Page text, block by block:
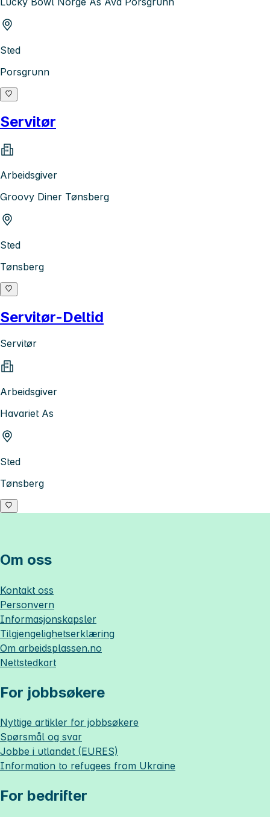
Sted
Porsgrunn
Servitør
Arbeidsgiver
Groovy Diner Tønsberg
Sted
Tønsberg
Servitør-Deltid
Servitør
Arbeidsgiver
Havariet As
Sted
Tønsberg
Om oss
Kontakt oss
Personvern
Informasjonskapsler
Tilgjengelighetserklæring
Om arbeidsplassen.no
Nettstedkart
For jobbsøkere
Nyttige artikler for jobbsøkere
Spørsmål og svar
Jobbe i utlandet (EURES)
Information to refugees from Ukraine
For bedrifter